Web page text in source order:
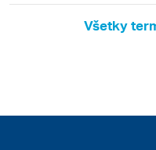
Všetky